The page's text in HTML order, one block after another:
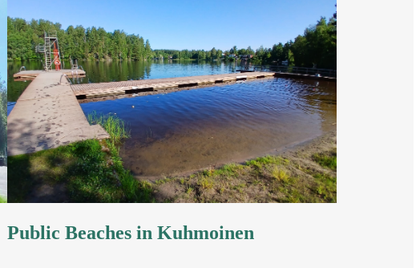
Public Beaches in Kuhmoinen